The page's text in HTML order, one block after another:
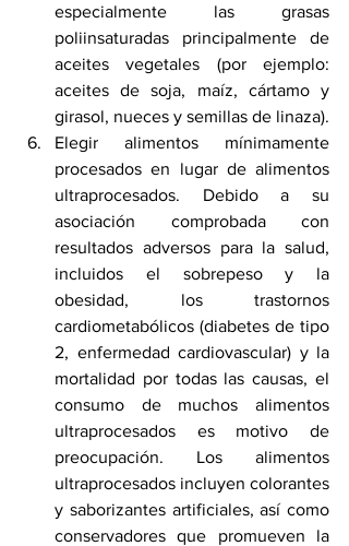
especialmente las grasas
poliinsaturadas principalmente de
aceites vegetales (por ejemplo:
aceites de soja, maíz, cártamo y
girasol, nueces y semillas de linaza).
Elegir alimentos mínimamente
procesados en lugar de alimentos
ultraprocesados. Debido a su
asociación comprobada con
resultados adversos para la salud,
obesidad, los trastornos
cardiometabólicos (diabetes de tipo
2, enfermedad cardiovascular) y la
mortalidad por todas las causas, el
consumo de muchos alimentos
ultraprocesados es motivo de
preocupación. Los alimentos
ultraprocesados incluyen colorantes
y saborizantes artificiales, así como
conservadores que promueven la